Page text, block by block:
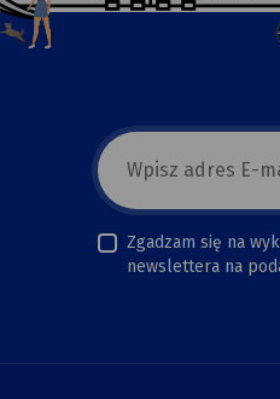
E-
mail
newsletter
Zgadzam się na
newslettera na